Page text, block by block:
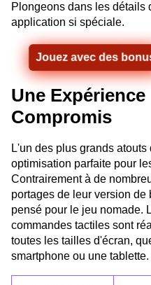
Plongeons dans les détails
application si spéciale.
Jouez avec des
Une
Compromis
L'un des plus grands
optimisation parfaite pour
Contrairement à de
portages de leur version de
pensé pour le jeu nomade.
commandes tactiles sont
toutes les tailles d'écran,
smartphone ou une tablette.